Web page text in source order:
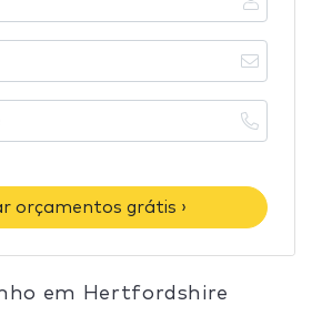
orçamentos grátis ›
em Hertfordshire